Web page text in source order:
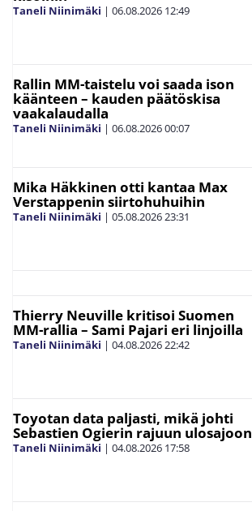
Taneli Niinimäki | 06.08.2026 12:49
Rallin MM-taistelu voi saada ison
käänteen – kauden päätöskisa
vaakalaudalla
Taneli Niinimäki | 06.08.202600:07
Mika Häkkinen otti kantaa Max
Verstappenin siirtohuhuihin
Taneli Niinimäki | 05.08.202623:31
Thierry Neuville kritisoi Suomen
MM-rallia – Sami Pajari eri linjoilla
Taneli Niinimäki | 04.08.202622:42
Toyotan data paljasti, mikä johti
Sebastien Ogierin rajuun ulosajoon
Taneli Niinimäki | 04.08.2026 17:58